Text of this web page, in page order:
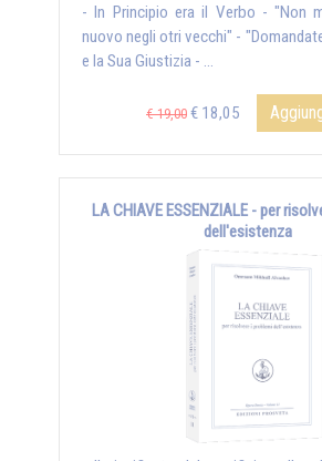
- In Principio era il Verbo - "Non
nuovo negli otri vecchi" -
e la Sua Giustizia - ...
€ 19,00 € 18,05
LA CHIAVE ESSENZIALE - per
dell'esistenza